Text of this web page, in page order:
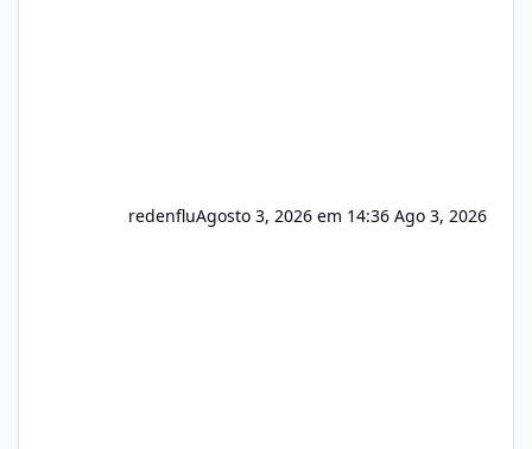
redenfluAgosto 3, 2026 em 14:36 Ago 3, 2026